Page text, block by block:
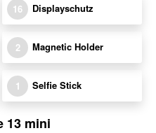
16 Displayschutz
2 Magnetic Holder
1 Selfie Stick
13 mini